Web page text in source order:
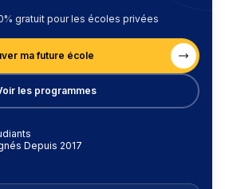
gratuit pour les écoles privées
ma future école
les programmes
Depuis 2017